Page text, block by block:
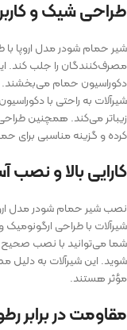
طراحی شیک و
شیر حمام شودر مدل اروپا
مصرف‌کنندگان را جلب کند.
دکوراسیون حمام می‌بخشند.
شیرآلات به راحتی با
زیباتر می‌کند. همچنین
کرده و گزینه مناسبی
کارایی بالا و نصب
نصب شیر حمام شودر مدل
شیرآلات با طراحی ارگونومیک
شما می‌توانید با نصب صحیح
شوید. این شیرآلات به
مؤثر هستند.
مقاومت در برابر